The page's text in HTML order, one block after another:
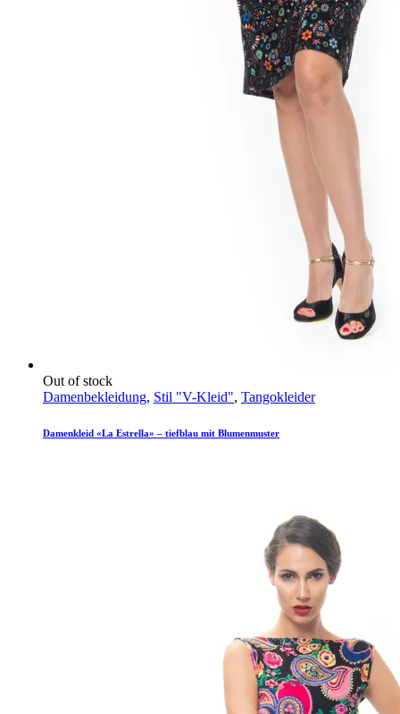
Out of stock
Damenbekleidung, Stil "V-Kleid", Tangokleider
Damenkleid «La Estrella» – tiefblau mit Blumenmuster